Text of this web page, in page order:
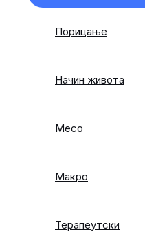
Порицање
Начин живота
Месо
Макро
Терапеутски